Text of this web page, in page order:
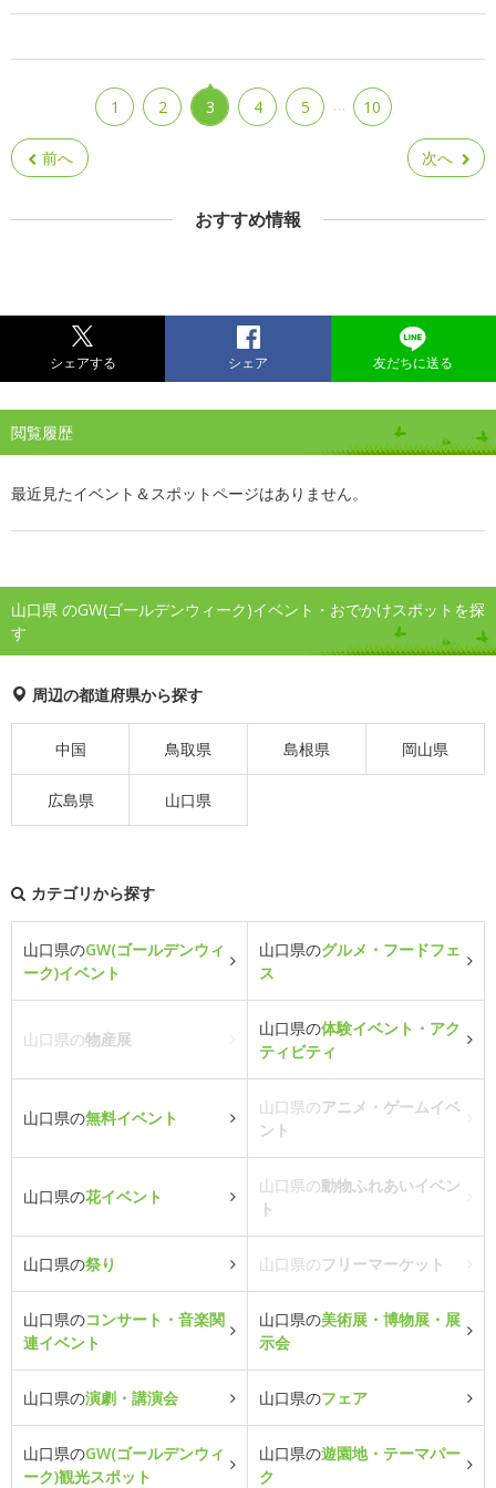
前へ
1 2 3 4 5 … 10
次へ
おすすめ情報
シェアする シェア 友だちに送る
閲覧履歴
最近見たイベント＆スポットページはありません。
山口県 のGW(ゴールデンウィーク)イベント・おでかけスポットを探
す
周辺の都道府県から探す
中国 鳥取県 島根県 岡山県
広島県 山口県
カテゴリから探す
山口県のGW(ゴールデンウィ
ーク)イベント
山口県のグルメ・フードフェ
ス
山口県の物産展
山口県の体験イベント・アク
ティビティ
山口県の無料イベント
山口県のアニメ・ゲームイベ
ント
山口県の花イベント
山口県の動物ふれあいイベン
ト
山口県の祭り 山口県のフリーマーケット
山口県のコンサート・音楽関
連イベント
山口県の美術展・博物展・展
示会
山口県の演劇・講演会 山口県のフェア
山口県のGW(ゴールデンウィ
ーク)観光スポット
山口県の遊園地・テーマパー
ク